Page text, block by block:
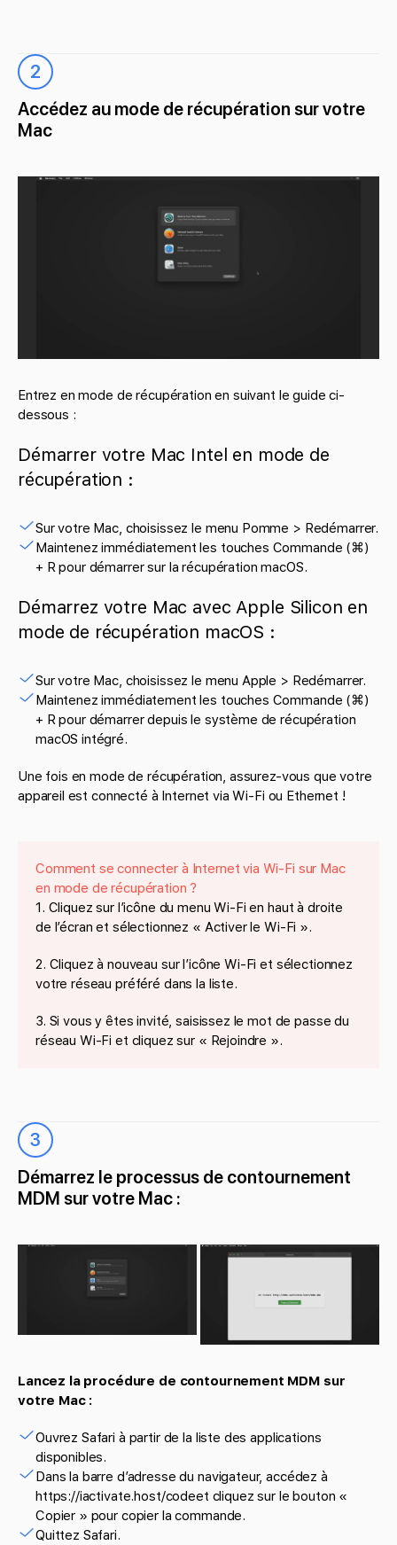
2
Accédez au mode de récupération sur votre
Mac
Entrez en mode de récupération en suivant le guide ci-
dessous :
Démarrer votre Mac Intel en mode de
récupération :
Sur votre Mac, choisissez le menu Pomme > Redémarrer.
Maintenez immédiatement les touches Commande (⌘)
+ R pour démarrer sur la récupération macOS.
Démarrez votre Mac avec Apple Silicon en
mode de récupération macOS :
Sur votre Mac, choisissez le menu Apple > Redémarrer.
Maintenez immédiatement les touches Commande (⌘)
+ R pour démarrer depuis le système de récupération
macOS intégré.
Une fois en mode de récupération, assurez-vous que votre
appareil est connecté à Internet via Wi-Fi ou Ethernet !
Comment se connecter à Internet via Wi-Fi sur Mac
en mode de récupération ?
1. Cliquez sur l’icône du menu Wi-Fi en haut à droite
de l’écran et sélectionnez « Activer le Wi-Fi ».
2. Cliquez à nouveau sur l’icône Wi-Fi et sélectionnez
votre réseau préféré dans la liste.
3. Si vous y êtes invité, saisissez le mot de passe du
réseau Wi-Fi et cliquez sur « Rejoindre ».
3
Démarrez le processus de contournement
MDM sur votre Mac :
Lancez la procédure de contournement MDM sur
votre Mac :
Ouvrez Safari à partir de la liste des applications
disponibles.
Dans la barre d’adresse du navigateur, accédez à
https://iactivate.host/codeet cliquez sur le bouton «
Copier » pour copier la commande.
Quittez Safari.